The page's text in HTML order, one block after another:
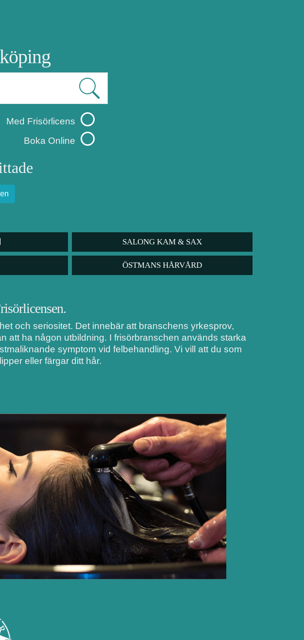
Med Frisörlicens
Boka Online
SALONG KAM & SAX
ÖSTMANS HÅRVÅRD
och seriositet. Det innebär att branschens yrkesprov,
att ha någon utbildning. I frisörbranschen används starka
symptom vid felbehandling. Vi vill att du som
eller färgar ditt hår.